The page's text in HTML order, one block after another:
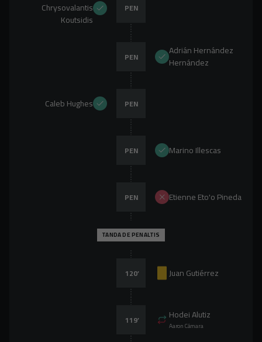
Chrysovalantis
Koutsidis
PEN
Adrián Hernández
Hernández
PEN
Caleb Hughes PEN
Marino Illescas
PEN
Etienne Eto'o Pineda
PEN
TANDA DE PENALTIS
Juan Gutiérrez
120’
Hodei Alutiz
Aaron Cámara
119’